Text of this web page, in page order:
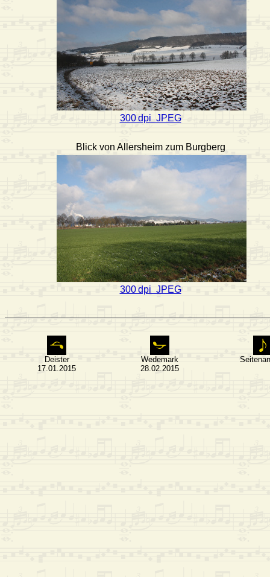
300 dpi JPEG
Blick von Allersheim zum Burgberg
300 dpi JPEG
Deister
17.01.2015
Wedemark
28.02.2015